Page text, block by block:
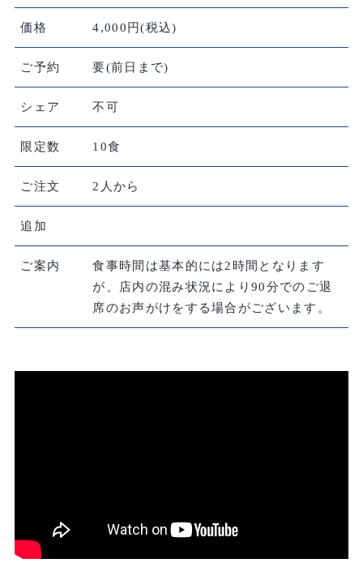
価格 4,000円(税込)
ご予約 要(前日まで)
シェア 不可
限定数 10食
ご注文 2人から
追加
ご案内
食事時間は基本的には2時間となります
が、店内の混み状況により90分でのご退
席のお声がけをする場合がございます。